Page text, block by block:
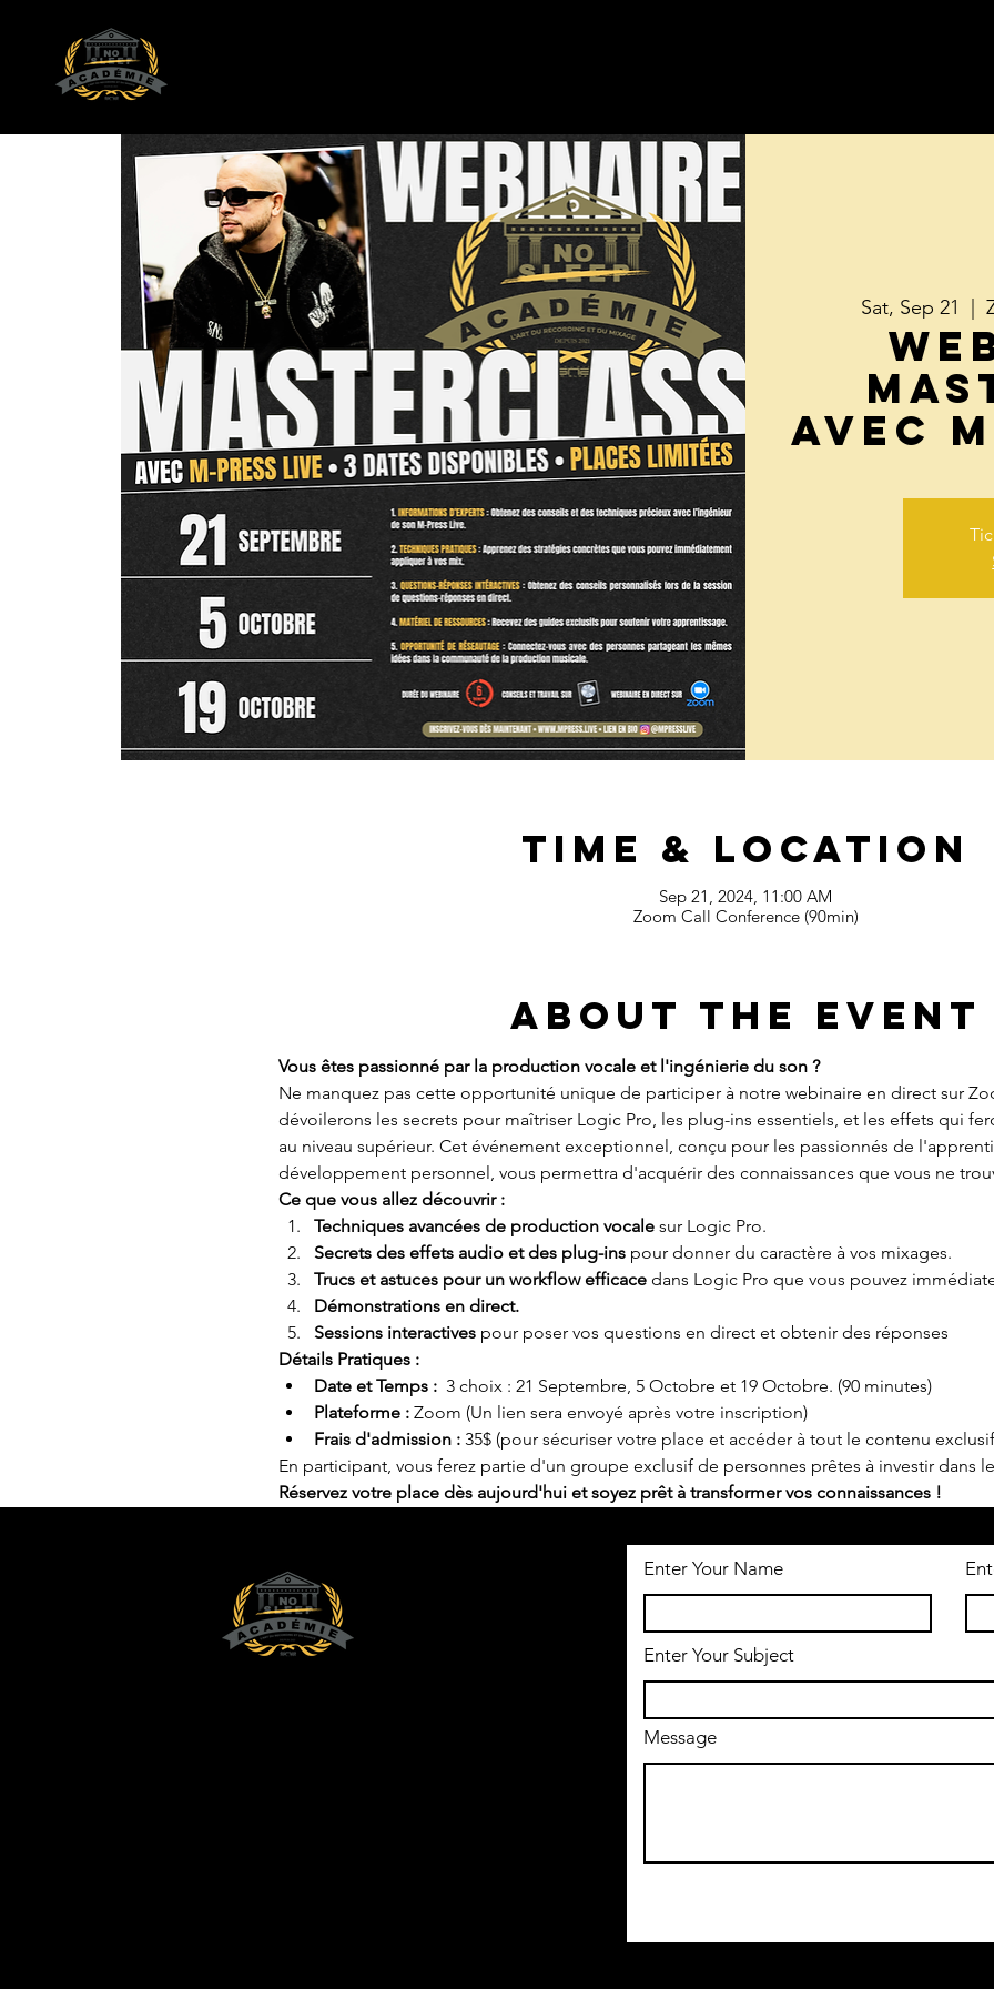
Sat, Sep 21
avec
Time & Location
Sep 21, 2024, 11:00 AM
Zoom Call Conference (90min)
About the event
Vous êtes passionné par la production vocale et l'ingénierie du son ?
Ne manquez pas cette opportunité unique de participer à notre webinaire en direct sur
dévoilerons les secrets pour maîtriser Logic Pro, les plug-ins essentiels, et les effets qui
au niveau supérieur. Cet événement exceptionnel, conçu pour les passionnés de
développement personnel, vous permettra d'acquérir des connaissances que vous ne
Ce que vous allez découvrir :
Techniques avancées de production vocale sur Logic Pro.
Secrets des effets audio et des plug-ins pour donner du caractère à vos mixages.
Trucs et astuces pour un workflow efficace dans Logic Pro que vous pouvez
Démonstrations en direct.
Sessions interactives pour poser vos questions en direct et obtenir des réponses
Détails Pratiques :
Date et Temps : 3 choix : 21 Septembre, 5 Octobre et 19 Octobre. (90 minutes)
Plateforme : Zoom (Un lien sera envoyé après votre inscription)
Frais d'admission : 35$ (pour sécuriser votre place et accéder à tout le contenu
En participant, vous ferez partie d'un groupe exclusif de personnes prêtes à investir dans
Réservez votre place dès aujourd'hui et soyez prêt à transformer vos connaissances !
Enter Your Name
Enter Your Subject
Message